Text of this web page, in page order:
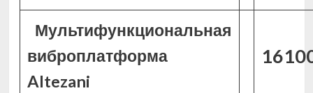
Мультифункциональная
виброплатформа
Altezani